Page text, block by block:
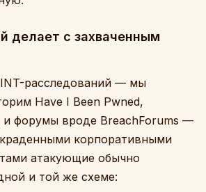
делает с захваченным
расследований — мы
Have I Been Pwned,
и форумы вроде BreachForums —
корпоративными
атакующие обычно
и той же схеме: